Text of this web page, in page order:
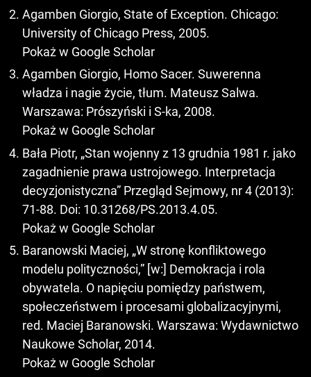
Agamben Giorgio, State of Exception. Chicago:
University of Chicago Press, 2005.
Pokaż w Google Scholar
Agamben Giorgio, Homo Sacer. Suwerenna
władza i nagie życie, tłum. Mateusz Salwa.
Warszawa: Prószyński i S-ka, 2008.
Pokaż w Google Scholar
Bała Piotr, „Stan wojenny z 13 grudnia 1981 r. jako
zagadnienie prawa ustrojowego. Interpretacja
decyzjonistyczna” Przegląd Sejmowy, nr 4 (2013):
71-88. Doi: 10.31268/PS.2013.4.05.
Pokaż w Google Scholar
Baranowski Maciej, „W stronę konfliktowego
modelu polityczności,” [w:] Demokracja i rola
obywatela. O napięciu pomiędzy państwem,
społeczeństwem i procesami globalizacyjnymi,
red. Maciej Baranowski. Warszawa: Wydawnictwo
Naukowe Scholar, 2014.
Pokaż w Google Scholar